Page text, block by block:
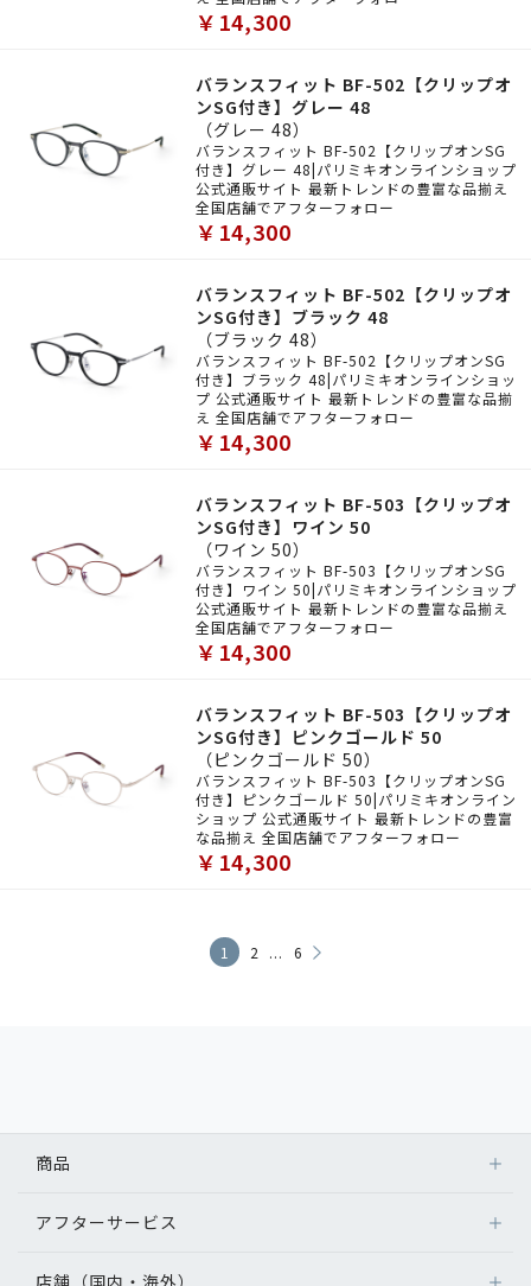
￥14,300
バランスフィット BF-502【クリップオ
ンSG付き】グレー 48
（グレー 48）
バランスフィット BF-502【クリップオンSG
付き】グレー 48|パリミキオンラインショップ
公式通販サイト 最新トレンドの豊富な品揃え
全国店舗でアフターフォロー
￥14,300
バランスフィット BF-502【クリップオ
ンSG付き】ブラック 48
（ブラック 48）
バランスフィット BF-502【クリップオンSG
付き】ブラック 48|パリミキオンラインショッ
プ 公式通販サイト 最新トレンドの豊富な品揃
え 全国店舗でアフターフォロー
￥14,300
バランスフィット BF-503【クリップオ
ンSG付き】ワイン 50
（ワイン 50）
バランスフィット BF-503【クリップオンSG
付き】ワイン 50|パリミキオンラインショップ
公式通販サイト 最新トレンドの豊富な品揃え
全国店舗でアフターフォロー
￥14,300
バランスフィット BF-503【クリップオ
ンSG付き】ピンクゴールド 50
（ピンクゴールド 50）
バランスフィット BF-503【クリップオンSG
付き】ピンクゴールド 50|パリミキオンライン
ショップ 公式通販サイト 最新トレンドの豊富
な品揃え 全国店舗でアフターフォロー
￥14,300
1 2 ... 6
商品
アフターサービス
店舗（国内・海外）